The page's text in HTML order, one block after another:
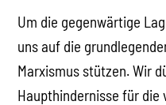
Um die gegenwärtige
uns auf die
Marxismus stützen. Wir
Haupthindernisse für